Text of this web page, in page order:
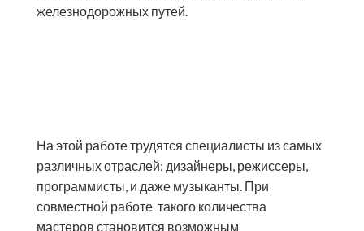
железнодорожных путей.
На этой работе трудятся специалисты из самых
различных отраслей: дизайнеры, режиссеры,
программисты, и даже музыканты. При
совместной работе такого количества
мастеров становится возможным